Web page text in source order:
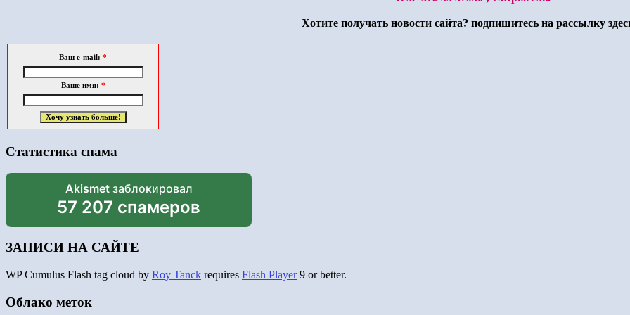
Хотите получать новости сайта? подпишитесь на рассылку
Ваш e-mail: *
Ваше имя: *
Статистика спама
Akismetзаблокировал
57 207 спамеров
ЗАПИСИ НА САЙТЕ
WP Cumulus Flash tag cloud by Roy Tanck requires Flash Player9 or better.
Облако меток